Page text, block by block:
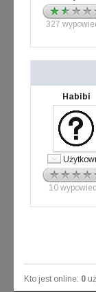
327
Habibi
10
Kto jest online: 0